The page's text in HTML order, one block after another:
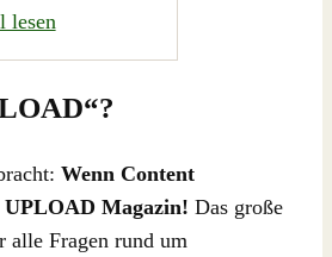
lesen
Wenn Content
Magazin! Das große
alle Fragen rund um